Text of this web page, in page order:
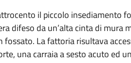
il piccolo insediamento
difeso da un’alta cinta di mura
fossato. La fattoria risultava
una carraia a sesto acuto ed